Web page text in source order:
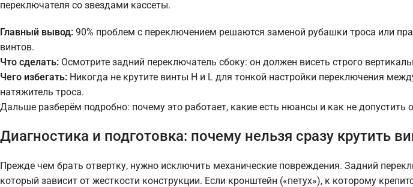
переключателя со звездами кассеты.
Главный вывод: 90% проблем с переключением решаются заменой рубашки троса или
винтов.
Что сделать: Осмотрите задний переключатель сбоку: он должен висеть строго
Чего избегать: Никогда не крутите винты H и L для тонкой настройки переключения
натяжитель троса.
Дальше разберём подробно: почему это работает, какие есть нюансы и как не допустить
Диагностика и подготовка: почему нельзя сразу крутить
Прежде чем брать отвертку, нужно исключить механические повреждения. Задний
который зависит от жесткости конструкции. Если кронштейн («петух»), к которому